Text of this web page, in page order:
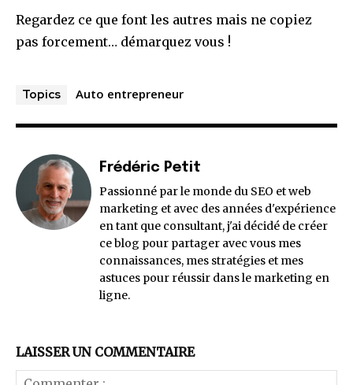
Regardez ce que font les autres mais ne copiez
pas forcement… démarquez vous !
Topics Auto entrepreneur
Frédéric Petit
Passionné par le monde du SEO et web
marketing et avec des années d'expérience
en tant que consultant, j'ai décidé de créer
ce blog pour partager avec vous mes
connaissances, mes stratégies et mes
astuces pour réussir dans le marketing en
ligne.
LAISSER UN COMMENTAIRE